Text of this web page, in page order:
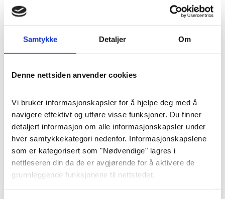
Samtykke Detaljer Om
Denne nettsiden anvender cookies
Vi bruker informasjonskapsler for å hjelpe deg med å
navigere effektivt og utføre visse funksjoner. Du finner
detaljert informasjon om alle informasjonskapsler under
hver samtykkekategori nedenfor. Informasjonskapslene
som er kategorisert som "Nødvendige" lagres i
nettleseren din da de er avgjørende for å aktivere de
grunnleggende funksjonene til nettstedet.
Blomster
Bårebukett «Frodig og
fargerik» str. L
Luftig blomsterbukett i klare fersken
og oransje toner. Passer også godt
som kondolansebukett til hjemmet,
eller i vase i seremoni. Inkl. frakt og
bånd.
Pris: 1200 kr Varenummer: 8389